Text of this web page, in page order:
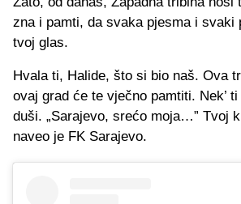
zna i pamti, da svaka pjesma i svaki
tvoj glas.
Hvala ti, Halide, što si bio naš. Ova
ovaj grad će te vječno pamtiti. Nek’
duši. „Sarajevo, srećo moja…” Tvoj
naveo je FK Sarajevo.